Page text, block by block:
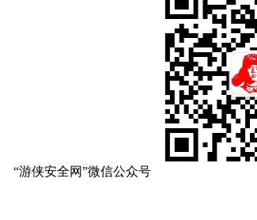
“游侠安全网”微信公众号